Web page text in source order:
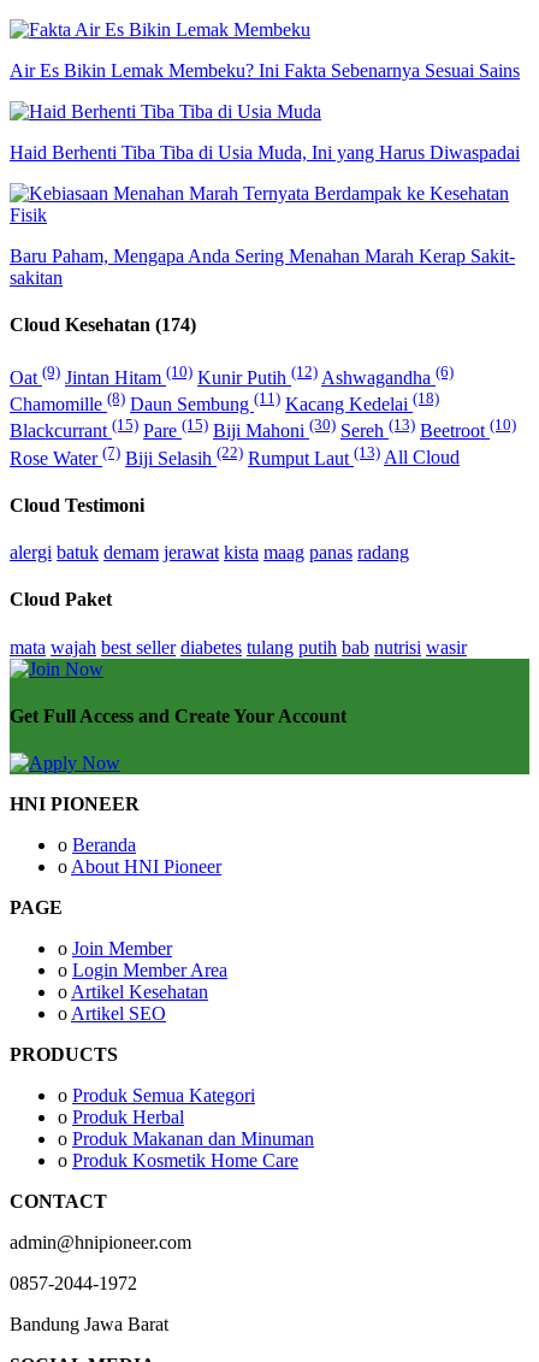
Air Es Bikin Lemak Membeku? Ini Fakta Sebenarnya Sesuai Sains
Haid Berhenti Tiba Tiba di Usia Muda, Ini yang Harus Diwaspadai
Baru Paham, Mengapa Anda Sering Menahan Marah Kerap Sakit-
sakitan
Cloud Kesehatan (174)
Oat (9) Jintan Hitam (10) Kunir Putih (12) Ashwagandha (6)
Chamomille (8) Daun Sembung (11) Kacang Kedelai (18)
Blackcurrant (15) Pare (15) Biji Mahoni (30) Sereh (13) Beetroot (10)
Rose Water (7) Biji Selasih (22) Rumput Laut (13) All Cloud
Cloud Testimoni
alergi batuk demam jerawat kista maag panas radang
Cloud Paket
mata wajah best seller diabetes tulang putih bab nutrisi wasir
Get Full Access and Create Your Account
HNI PIONEER
o Beranda
o About HNI Pioneer
PAGE
o Join Member
o Login Member Area
o Artikel Kesehatan
o Artikel SEO
PRODUCTS
o Produk Semua Kategori
o Produk Herbal
o Produk Makanan dan Minuman
o Produk Kosmetik Home Care
CONTACT
admin@hnipioneer.com
0857-2044-1972
Bandung Jawa Barat